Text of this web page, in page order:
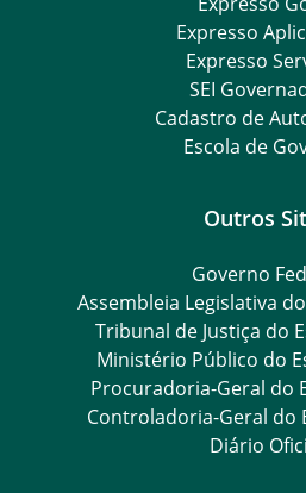
Expresso
Expresso
SEI
Cadastro de
Escola de
Outros
Governo
Assembleia Legislativa
Tribunal de Justiça do
Ministério Público do
Procuradoria-Geral do
Controladoria-Geral do
Diário